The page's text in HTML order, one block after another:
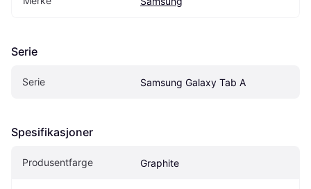
Serie
Serie Samsung Galaxy Tab A
Spesifikasjoner
Produsentfarge Graphite